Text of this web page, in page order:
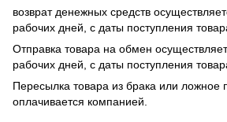
возврат денежных средств
рабочих дней, с даты поступления
Отправка товара на обмен
рабочих дней, с даты поступления
Пересылка товара из брака или ложное
оплачивается компанией.